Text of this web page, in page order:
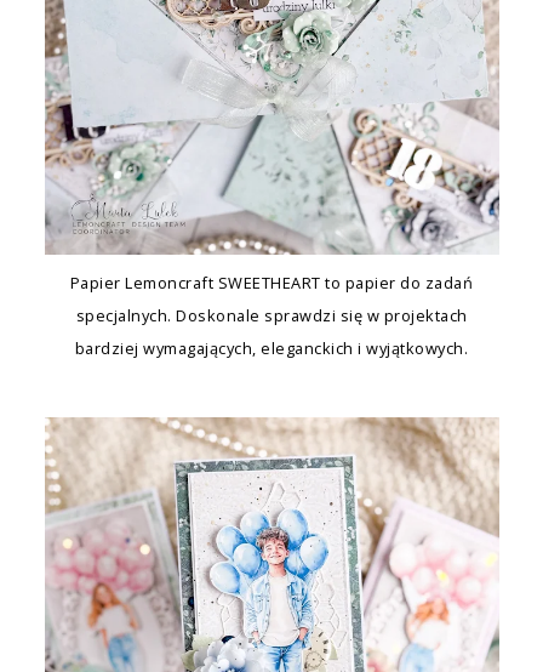
Papier Lemoncraft SWEETHEART to papier do zadań
specjalnych. Doskonale sprawdzi się w projektach
bardziej wymagających, eleganckich i wyjątkowych.